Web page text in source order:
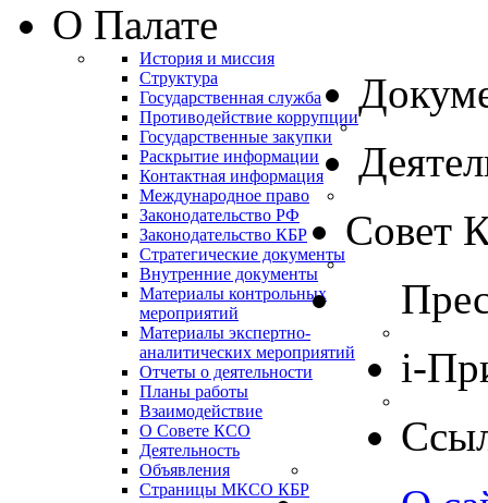
О Палате
История и миссия
Структура
Государственная служба
Противодействие коррупции
Государственные закупки
Раскрытие информации
Контактная информация
Международное право
Законодательство РФ
Законодательство КБР
Стратегические документы
Внутренние документы
Материалы контрольных
мероприятий
Материалы экспертно-
аналитических мероприятий
Отчеты о деятельности
Планы работы
Взаимодействие
Совет
О Совете КСО
Деятельность
Объявления
Страницы МКСО КБР
i-